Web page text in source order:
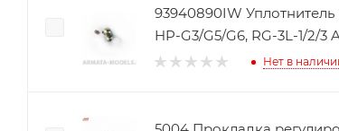
93940890IW
HP-G3/G5/G6, RG-3L-1/2/3
Нет в